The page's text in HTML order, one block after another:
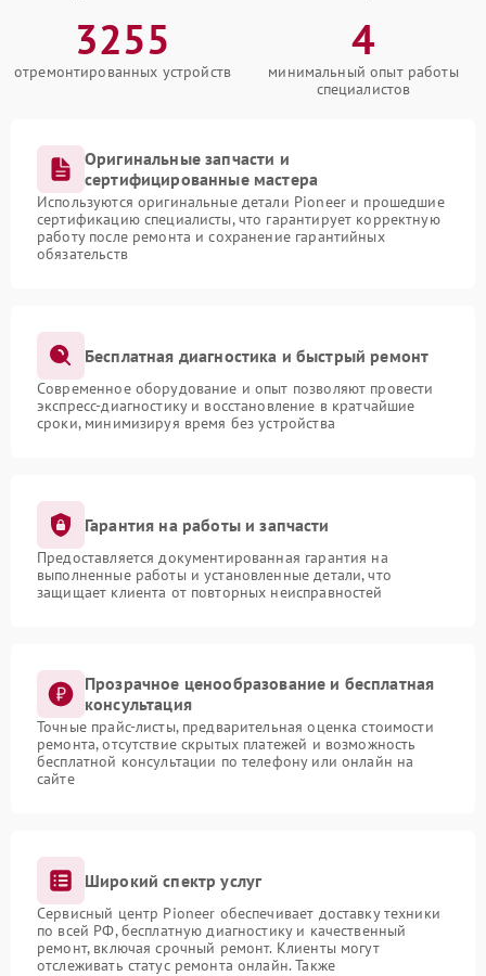
3255
отремонтированных устройств
4
минимальный опыт работы
специалистов
Оригинальные запчасти и
сертифицированные мастера
Используются оригинальные детали Pioneer и прошедшие
сертификацию специалисты, что гарантирует корректную
работу после ремонта и сохранение гарантийных
обязательств
Бесплатная диагностика и быстрый ремонт
Современное оборудование и опыт позволяют провести
экспресс-диагностику и восстановление в кратчайшие
сроки, минимизируя время без устройства
Гарантия на работы и запчасти
Предоставляется документированная гарантия на
выполненные работы и установленные детали, что
защищает клиента от повторных неисправностей
Прозрачное ценообразование и бесплатная
консультация
Точные прайс-листы, предварительная оценка стоимости
ремонта, отсутствие скрытых платежей и возможность
бесплатной консультации по телефону или онлайн на
сайте
Широкий спектр услуг
Сервисный центр Pioneer обеспечивает доставку техники
по всей РФ, бесплатную диагностику и качественный
ремонт, включая срочный ремонт. Клиенты могут
отслеживать статус ремонта онлайн. Также